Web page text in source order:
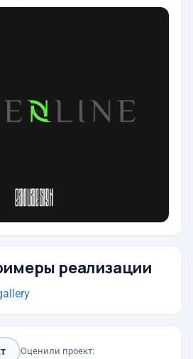
реализации
Оценили проект: